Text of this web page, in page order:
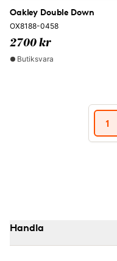
Oakley Double Down
OX8188-0458
2700 kr
Butiksvara
1
Handla